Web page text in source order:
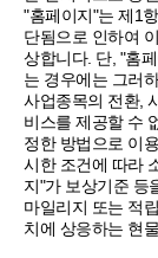
"홈페이지"는 제1
단됨으로 인하여
상합니다. 단, "홈
는 경우에는 그러
사업종목의 전환,
비스를 제공할 수
정한 방법으로 이
시한 조건에 따라
지"가 보상기준 등
마일리지 또는 적
치에 상응하는 현